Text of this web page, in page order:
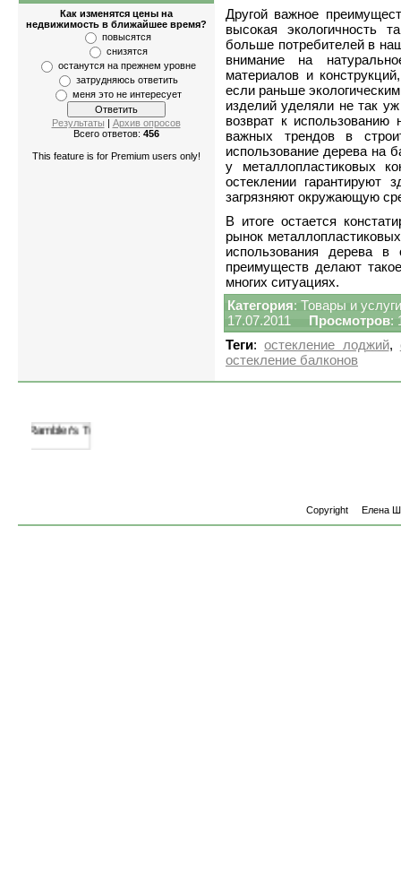
Как изменятся цены на
недвижимость в ближайшее время?
повысятся
снизятся
останутся на прежнем уровне
затрудняюсь ответить
меня это не интересует
Результаты | Архив опросов
Всего ответов: 456
This feature is for Premium users only!
Другой важное
высокая экологичность
больше потребителей в
внимание на
материалов и
если раньше
изделий уделяли не так
возврат к
важных трендов в
использование дерева на
у металлопластиковых
остеклении
загрязняют окружающую
В итоге остается
рынок
использования дерева в
преимуществ делают
многих ситуациях.
Категория: Товары и услуги
17.07.2011 Просмотров:
Теги:остекление лоджий,
остекление балконов
Copyright Елена